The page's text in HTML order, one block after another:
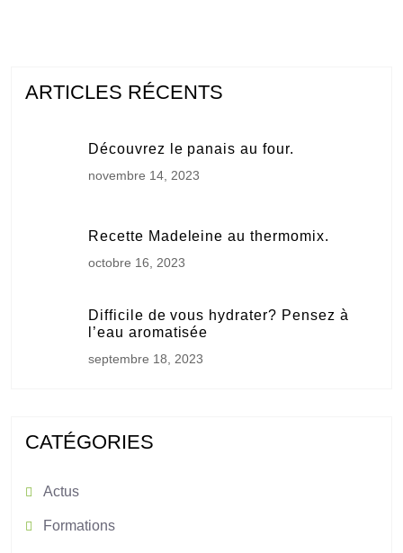
ARTICLES RÉCENTS
Découvrez le panais au four.
novembre 14, 2023
Recette Madeleine au thermomix.
octobre 16, 2023
Difficile de vous hydrater? Pensez à
l’eau aromatisée
septembre 18, 2023
CATÉGORIES
Actus
Formations